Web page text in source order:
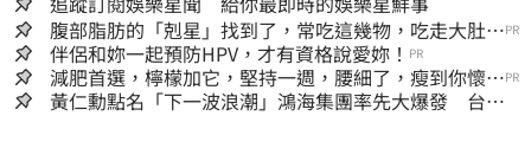
腹部脂肪的「剋星」找到了，常吃這幾物，吃走大肚
囊，瘦出小蠻腰
PR
伴侶和妳一起預防HPV，才有資格說愛妳！ PR
減肥首選，檸檬加它，堅持一週，腰細了，瘦到你懷疑
人生
PR
黃仁勳點名「下一波浪潮」鴻海集團率先大爆發 台股